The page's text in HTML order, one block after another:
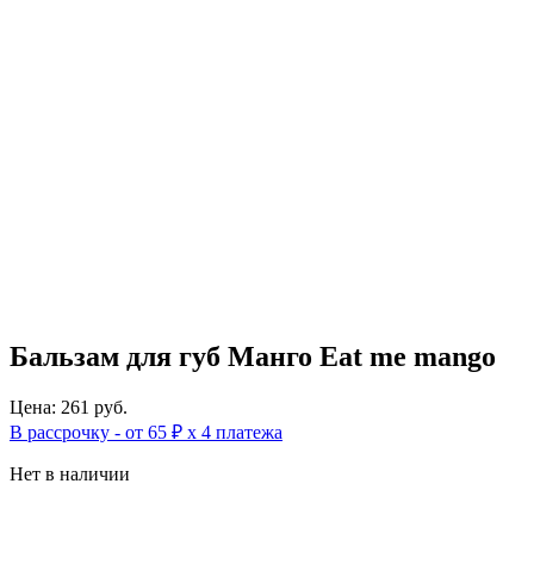
Бальзам для губ Манго Eat me mango
Цена: 261 руб.
В рассрочку - от 65 ₽ х 4 платежа
Нет в наличии